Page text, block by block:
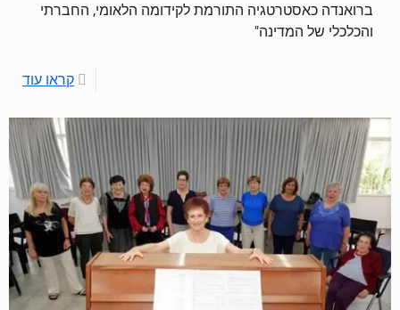
ברואנדה כאסטרטגיה התורמת לקידומה הלאומי, החברתי
והכלכלי של המדינה"
קראו עוד